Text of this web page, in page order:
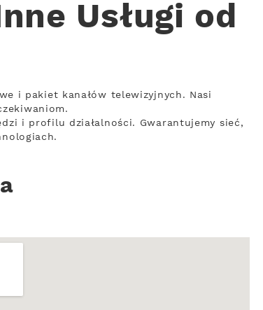
Usługi od
i pakiet kanałów telewizyjnych. Nasi
i profilu działalności. Gwarantujemy sieć,